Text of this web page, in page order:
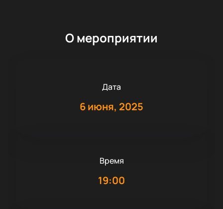
О мероприятии
Дата
6 июня, 2025
Время
19:00